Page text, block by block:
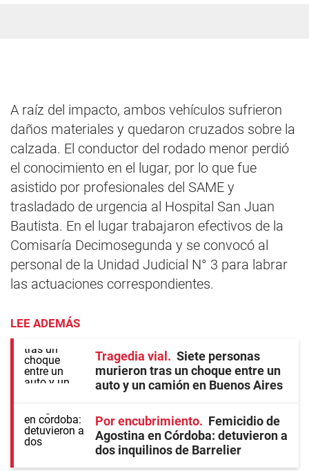
A raíz del impacto, ambos vehículos sufrieron
daños materiales y quedaron cruzados sobre la
calzada. El conductor del rodado menor perdió
el conocimiento en el lugar, por lo que fue
asistido por profesionales del SAME y
trasladado de urgencia al Hospital San Juan
Bautista. En el lugar trabajaron efectivos de la
Comisaría Decimosegunda y se convocó al
personal de la Unidad Judicial N° 3 para labrar
las actuaciones correspondientes.
LEE ADEMÁS
Tragedia vial
Siete personas
murieron tras un choque entre un
auto y un camión en Buenos Aires
Por encubrimiento
Femicidio de
Agostina en Córdoba: detuvieron a
dos inquilinos de Barrelier